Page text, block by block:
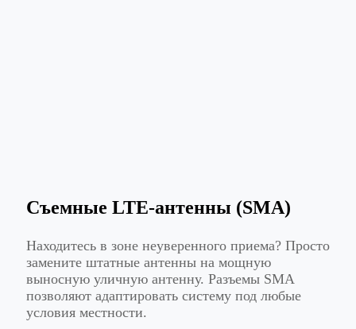
Съемные LTE-антенны (SMA)
Находитесь в зоне неуверенного приема? Просто
замените штатные антенны на мощную
выносную уличную антенну. Разъемы SMA
позволяют адаптировать систему под любые
условия местности.